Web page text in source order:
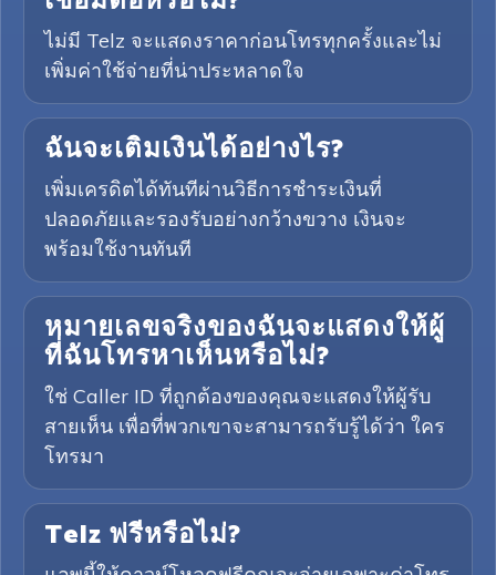
ไม่มี Telz จะแสดงราคาก่อนโทรทุกครั้งและไม่
เพิ่มค่าใช้จ่ายที่น่าประหลาดใจ
ฉันจะเติมเงินได้อย่างไร?
เพิ่มเครดิตได้ทันทีผ่านวิธีการชำระเงินที่
ปลอดภัยและรองรับอย่างกว้างขวาง เงินจะ
พร้อมใช้งานทันที
หมายเลขจริงของฉันจะแสดงให้ผู้
ที่ฉันโทรหาเห็นหรือไม่?
ใช่ Caller ID ที่ถูกต้องของคุณจะแสดงให้ผู้รับ
สายเห็น เพื่อที่พวกเขาจะสามารถรับรู้ได้ว่า ใคร
โทรมา
Telz ฟรีหรือไม่?